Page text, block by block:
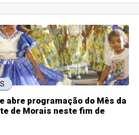
abre programação do Mês da
de Morais neste fim de